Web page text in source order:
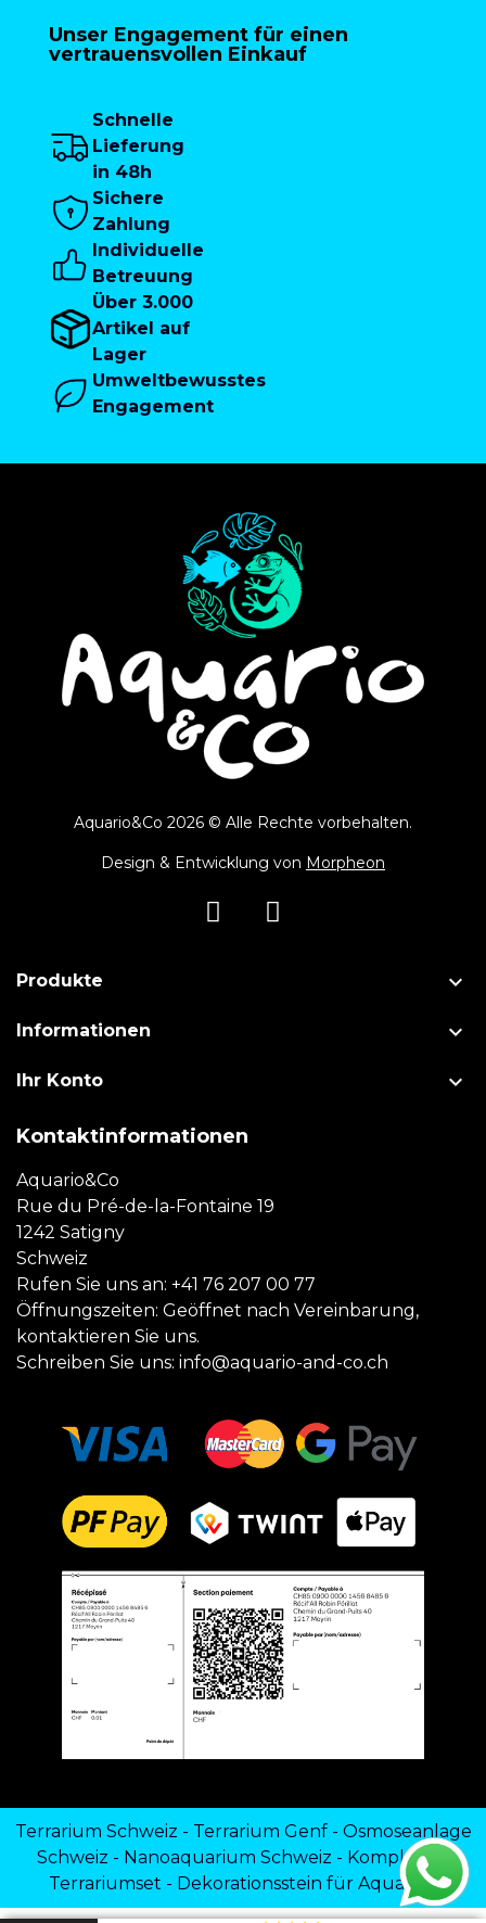
Unser Engagement für einen
vertrauensvollen Einkauf
Schnelle
Lieferung
in 48h
Sichere
Zahlung
Individuelle
Betreuung
Über 3.000
Artikel auf
Lager
Umweltbewusstes
Engagement
Aquario&Co 2026 © Alle Rechte vorbehalten.
Design & Entwicklung von Morpheon
Produkte 
Informationen 
Ihr Konto 
Kontaktinformationen
Aquario&Co
Rue du Pré-de-la-Fontaine 19
1242 Satigny
Schweiz
Rufen Sie uns an: +41 76 207 00 77
Öffnungszeiten: Geöffnet nach Vereinbarung,
kontaktieren Sie uns.
Schreiben Sie uns: info@aquario-and-co.ch
Terrarium Schweiz - Terrarium Genf- Osmoseanlage
Schweiz - Nanoaquarium Schweiz - Komplettes
Terrariumset - Dekorationsstein für Aquarien